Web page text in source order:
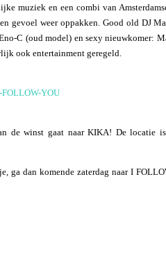
muziek en een combi van
gevoel weer oppakken. Good old DJ
C (oud model) en sexy nieuwkomer:
ook entertainment geregeld.
YOU
de winst gaat naar KIKA! De locatie
ga dan komende zaterdag naar I